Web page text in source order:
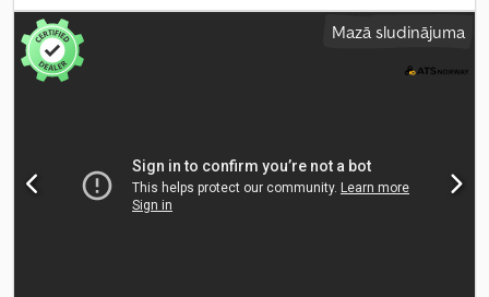
Euro 6, piekares sistēma:gaiss, sēdvietu skaits:27, Ražošanas gads:
2016, Aprīkojums: borta dators, gaisa kondicionēšana,
Mazā sludinājuma